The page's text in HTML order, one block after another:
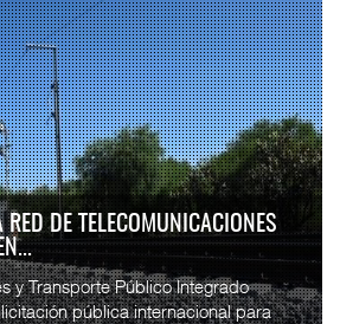
DE TELECOMUNICACIONES
y Transporte Público Integrado
licitación pública internacional para